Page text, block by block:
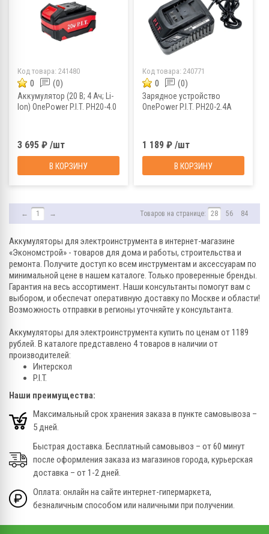
Код товара: 241480
0 (0)
Аккумулятор (20 В; 4 Ач; Li-
Ion) OnePower P.I.T. PH20-4.0
3 695 ₽ /шт
В КОРЗИНУ
Код товара: 240771
0 (0)
Зарядное устройство
OnePower P.I.T. PH20-2.4A
1 189 ₽ /шт
В КОРЗИНУ
← 1 → Товаров на странице: 28 56 84
Аккумуляторы для электроинструмента в интернет-магазине
«Экономстрой» - товаров для дома и работы, строительства и
ремонта. Получите доступ ко всем инструментам и аксессуарам по
минимальной цене в нашем каталоге. Только проверенные бренды.
Гарантия на весь ассортимент. Наши консультанты помогут вам с
выбором, и обеспечат оперативную доставку по Москве и области!
Возможность отправки в регионы уточняйте у консультанта.
Аккумуляторы для электроинструмента купить по ценам от 1189
рублей. В каталоге представлено 4 товаров в наличии от
производителей:
Интерскол
P.I.T.
Наши преимущества:
Максимальный срок хранения заказа в пункте самовывоза –
5 дней.
Быстрая доставка. Бесплатный самовывоз – от 60 минут
после оформления заказа из магазинов города, курьерская
доставка – от 1-2 дней.
Оплата: онлайн на сайте интернет-гипермаркета,
безналичным способом или наличными при получении.